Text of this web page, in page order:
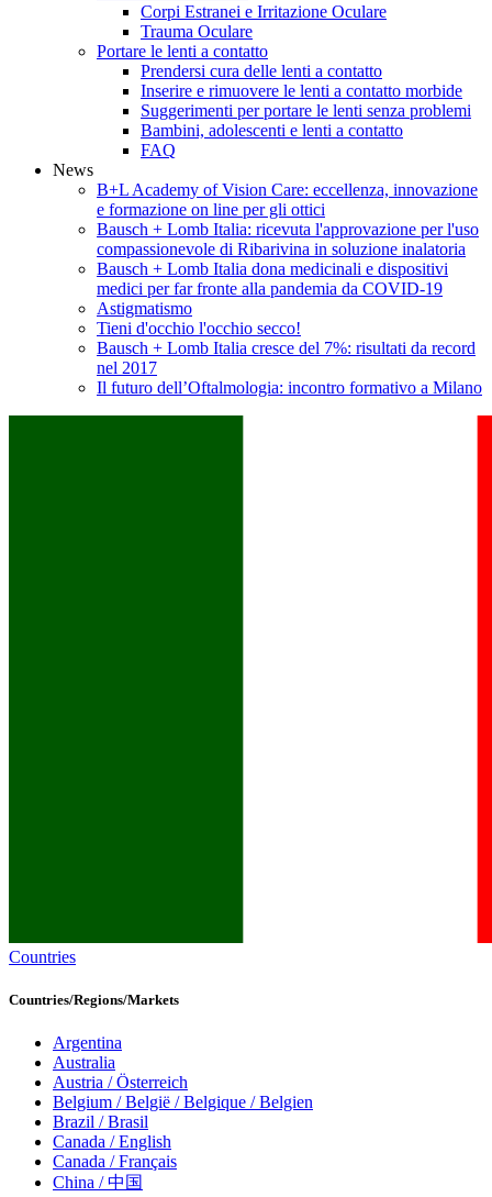
Corpi Estranei e Irritazione Oculare
Trauma Oculare
Portare le lenti a contatto
Prendersi cura delle lenti a contatto
Inserire e rimuovere le lenti a contatto morbide
Suggerimenti per portare le lenti senza problemi
Bambini, adolescenti e lenti a contatto
FAQ
News
B+L Academy of Vision Care: eccellenza, innovazione
e formazione on line per gli ottici
Bausch + Lomb Italia: ricevuta l'approvazione per l'uso
compassionevole di Ribarivina in soluzione inalatoria
Bausch + Lomb Italia dona medicinali e dispositivi
medici per far fronte alla pandemia da COVID-19
Astigmatismo
Tieni d'occhio l'occhio secco!
Bausch + Lomb Italia cresce del 7%: risultati da record
nel 2017
Il futuro dell’Oftalmologia: incontro formativo a Milano
Countries
Countries/Regions/Markets
Argentina
Australia
Austria / Österreich
Belgium / België / Belgique / Belgien
Brazil / Brasil
Canada / English
Canada / Français
China / 中国